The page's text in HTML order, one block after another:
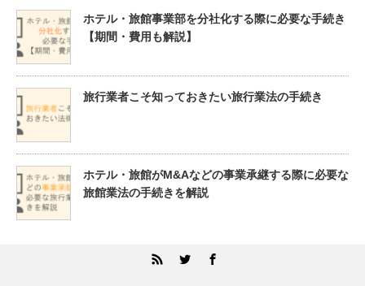
ホテル・旅館事業部を分社化する際に必要な手続き
【期間・費用も解説】
旅行業者こそ知っておきたい旅行業法の手続き
ホテル・旅館がM&Aなどの事業承継する際に必要な
旅館業法の手続きを解説
Facebook